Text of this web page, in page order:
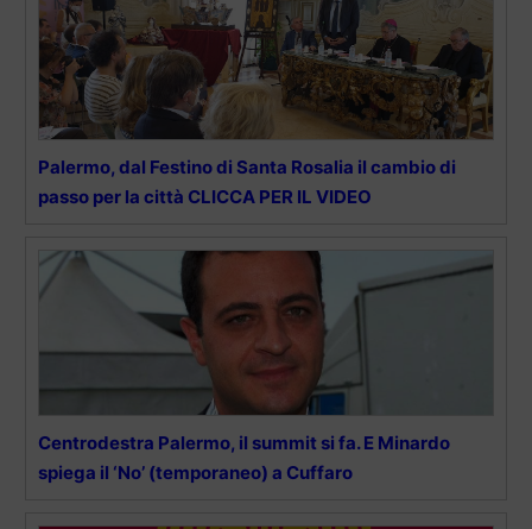
Palermo, dal Festino di Santa Rosalia il cambio di
passo per la città CLICCA PER IL VIDEO
Centrodestra Palermo, il summit si fa. E Minardo
spiega il ‘No’ (temporaneo) a Cuffaro